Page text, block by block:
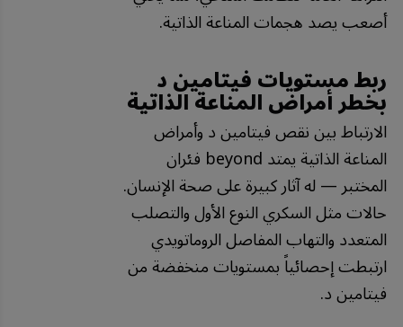
أصعب يصد هجمات المناعة الذاتية.
ربط مستويات فيتامين د
بخطر أمراض المناعة الذاتية
الارتباط بين نقص فيتامين د وأمراض
المناعة الذاتية يمتد beyond فئران
المختبر — له آثار كبيرة على صحة الإنسان.
حالات مثل السكري النوع الأول والتصلب
المتعدد والتهاب المفاصل الروماتويدي
ارتبطت إحصائياً بمستويات منخفضة من
فيتامين د.